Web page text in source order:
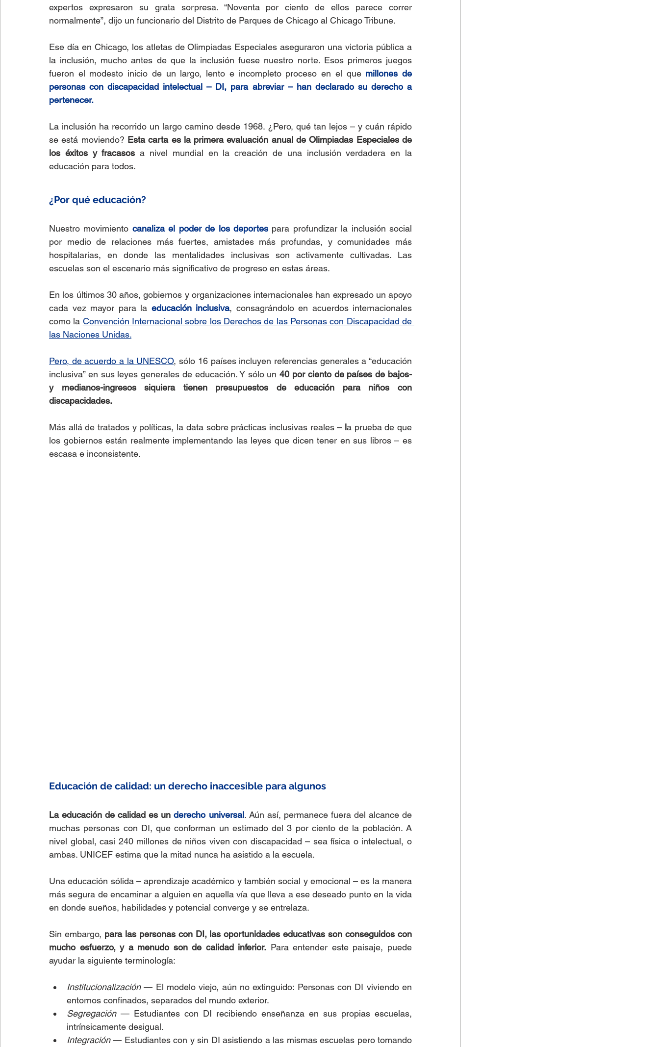
expertos expresaron su grata sorpresa. “Noventa por ciento de ellos parece correr
normalmente”, dijo un funcionario del Distrito de Parques de Chicago al Chicago Tribune.
Ese día en Chicago, los atletas de Olimpiadas Especiales aseguraron una victoria pública a
la inclusión, mucho antes de que la inclusión fuese nuestro norte. Esos primeros juegos
fueron el modesto inicio de un largo, lento e incompleto proceso en el que millones de
personas con discapacidad intelectual – DI, para abreviar – han declarado su derecho a
pertenecer.
La inclusión ha recorrido un largo camino desde 1968. ¿Pero, qué tan lejos – y cuán rápido
se está moviendo? Esta carta es la primera evaluación anual de Olimpiadas Especiales de
los éxitos y fracasos a nivel mundial en la creación de una inclusión verdadera en la
educación para todos.
¿Por qué educación?
Nuestro movimiento canaliza el poder de los deportes para profundizar la inclusión social
por medio de relaciones más fuertes, amistades más profundas, y comunidades más
hospitalarias, en donde las mentalidades inclusivas son activamente cultivadas. Las
escuelas son el escenario más significativo de progreso en estas áreas.
En los últimos 30 años, gobiernos y organizaciones internacionales han expresado un apoyo
cada vez mayor para la educación inclusiva, consagrándolo en acuerdos internacionales
como la Convención Internacional sobre los Derechos de las Personas con Discapacidad de
las Naciones Unidas.
Pero, de acuerdo a la UNESCO, sólo 16 países incluyen referencias generales a “educación
inclusiva” en sus leyes generales de educación. Y sólo un 40 por ciento de países de bajos-
y medianos-ingresos siquiera tienen presupuestos de educación para niños con
discapacidades.
Más allá de tratados y políticas, la data sobre prácticas inclusivas reales – la prueba de que
los gobiernos están realmente implementando las leyes que dicen tener en sus libros – es
escasa e inconsistente.
Educación de calidad: un derecho inaccesible para algunos
La educación de calidad es un derecho universal. Aún así, permanece fuera del alcance de
muchas personas con DI, que conforman un estimado del 3 por ciento de la población. A
nivel global, casi 240 millones de niños viven con discapacidad – sea física o intelectual, o
ambas. UNICEF estima que la mitad nunca ha asistido a la escuela.
Una educación sólida – aprendizaje académico y también social y emocional – es la manera
más segura de encaminar a alguien en aquella vía que lleva a ese deseado punto en la vida
en donde sueños, habilidades y potencial converge y se entrelaza.
Sin embargo, para las personas con DI, las oportunidades educativas son conseguidos con
mucho esfuerzo, y a menudo son de calidad inferior. Para entender este paisaje, puede
ayudar la siguiente terminología:
Institucionalización — El modelo viejo, aún no extinguido: Personas con DI viviendo en
entornos confinados, separados del mundo exterior.
Segregación — Estudiantes con DI recibiendo enseñanza en sus propias escuelas,
intrínsicamente desigual.
Integración — Estudiantes con y sin DI asistiendo a las mismas escuelas pero tomando